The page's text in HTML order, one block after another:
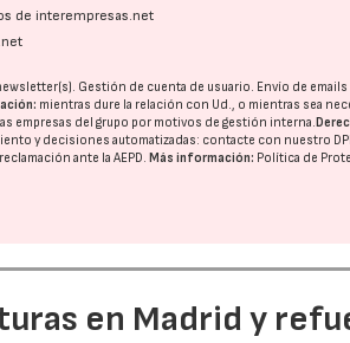
de interempresas.net
Gestión de cuenta de usuario. Envío de emails
mientras dure la relación con Ud., o mientras sea
empresas del grupo por motivos de gestión interna.
y decisiones automatizadas: contacte con nuestro
ante laAEPD. Más información: Política de
en Madrid y
23/07/2026